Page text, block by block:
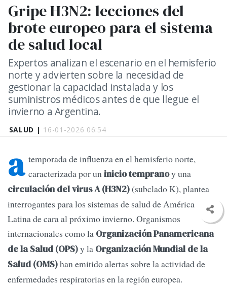
SALUD | 16-01-2026 06:54
Gripe H3N2: lecciones del
brote europeo para el sistema
de salud local
Expertos analizan el escenario en el hemisferio
norte y advierten sobre la necesidad de
gestionar la capacidad instalada y los
suministros médicos antes de que llegue el
invierno a Argentina.
a temporada de influenza en el hemisferio norte,
caracterizada por uninicio tempranoy una
circulación del virus A (H3N2)(subclado K), plantea
interrogantes para los sistemas de salud de América
Latina de cara al próximo invierno. Organismos
internacionales como la Organización Panamericana
de la Salud (OPS)y la Organización Mundial de la
Salud (OMS)han emitido alertas sobre la actividad de
enfermedades respiratorias en la región europea.